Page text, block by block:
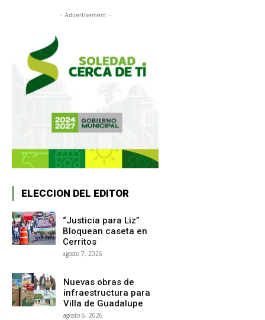
- Advertisement -
ELECCION DEL EDITOR
“Justicia para Liz”
Bloquean caseta en
Cerritos
agosto 7, 2026
Nuevas obras de
infraestructura para
Villa de Guadalupe
agosto 6, 2026